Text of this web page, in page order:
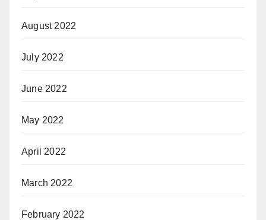
August 2022
July 2022
June 2022
May 2022
April 2022
March 2022
February 2022